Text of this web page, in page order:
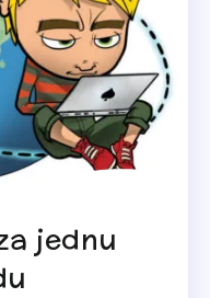
jednu